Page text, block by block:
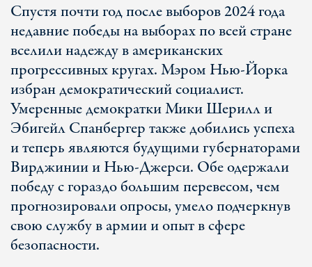
Спустя почти год после выборов 2024 года
недавние победы на выборах по всей стране
вселили надежду в американских
прогрессивных кругах. Мэром Нью-Йорка
избран демократический социалист.
Умеренные демократки Мики Шерилл и
Эбигейл Спанбергер также добились успеха
и теперь являются будущими губернаторами
Вирджинии и Нью-Джерси. Обе одержали
победу с гораздо большим перевесом, чем
прогнозировали опросы, умело подчеркнув
свою службу в армии и опыт в сфере
безопасности.